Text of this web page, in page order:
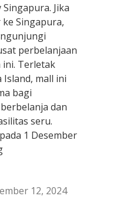
Singapura. Jika
Singapura,
perbelanjaan
Terletak
Island, mall ini
bagi
dan
seru.
1 Desember
12, 2024